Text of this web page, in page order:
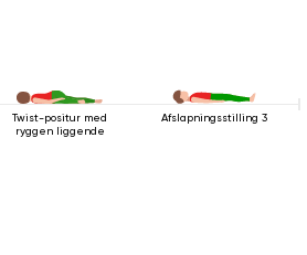
Twist-positur med
ryggen liggende
Afslapningsstilling 3